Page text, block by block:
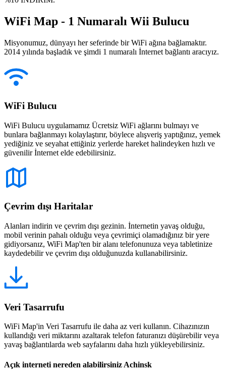
WiFi Map - 1 Numaralı Wii Bulucu
Misyonumuz, dünyayı her seferinde bir WiFi ağına bağlamaktır.
2014 yılında başladık ve şimdi 1 numaralı İnternet bağlantı aracıyız.
WiFi Bulucu
WiFi Bulucu uygulamamız Ücretsiz WiFi ağlarını bulmayı ve
bunlara bağlanmayı kolaylaştırır, böylece alışveriş yaptığınız, yemek
yediğiniz ve seyahat ettiğiniz yerlerde hareket halindeyken hızlı ve
güvenilir İnternet elde edebilirsiniz.
Çevrim dışı Haritalar
Alanları indirin ve çevrim dışı gezinin. İnternetin yavaş olduğu,
mobil verinin pahalı olduğu veya çevrimiçi olamadığınız bir yere
gidiyorsanız, WiFi Map'ten bir alanı telefonunuza veya tabletinize
kaydedebilir ve çevrim dışı olduğunuzda kullanabilirsiniz.
Veri Tasarrufu
WiFi Map'in Veri Tasarrufu ile daha az veri kullanın. Cihazınızın
kullandığı veri miktarını azaltarak telefon faturanızı düşürebilir veya
yavaş bağlantılarda web sayfalarını daha hızlı yükleyebilirsiniz.
Açık interneti nereden alabilirsiniz Achinsk